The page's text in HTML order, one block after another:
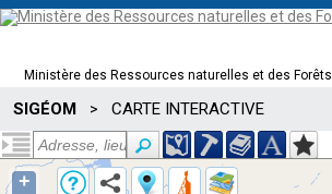
Ministère des Ressources naturelles et des Forêts
SIGÉOM > CARTE INTERACTIVE
+